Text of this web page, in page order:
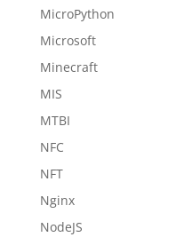
MicroPython
Microsoft
Minecraft
MIS
MTBI
NFC
NFT
Nginx
NodeJS